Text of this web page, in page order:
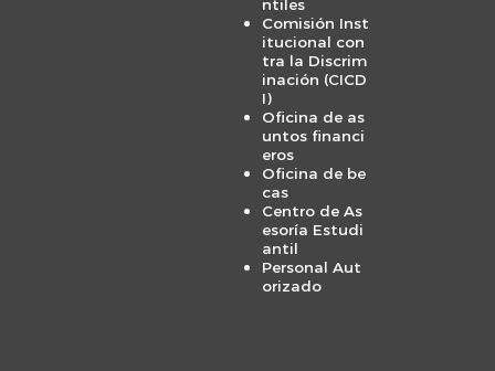
ntiles
Comisión Inst
itucional con
tra la Discrim
inación (CICD
I)
Oficina de as
untos financi
eros
Oficina de be
cas
Centro de As
esoría Estudi
antil
Personal Aut
orizado